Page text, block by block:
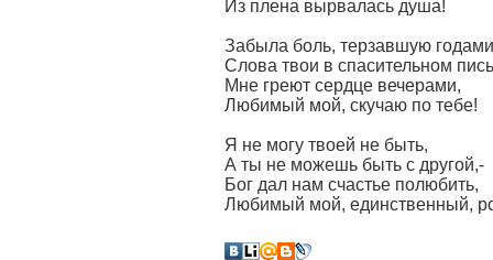
Из плена вырвалась душа!
Забыла боль, терзавшую
Слова твои в спасительном
Мне греют сердце вечерами,
Любимый мой, скучаю по тебе!
Я не могу твоей не быть,
А ты не можешь быть с другой,-
Бог дал нам счастье полюбить,
Любимый мой, единственный,